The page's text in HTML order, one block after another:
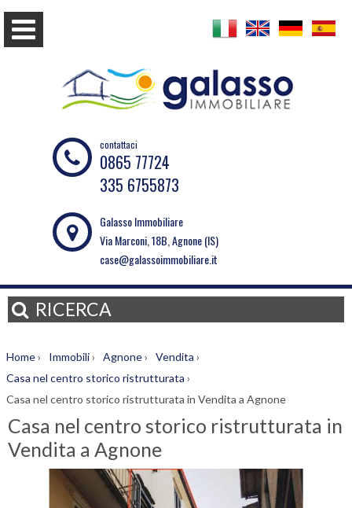
contattaci
0865 77724
335 6755873
Galasso Immobiliare
Via Marconi, 18B, Agnone (IS)
case@galassoimmobiliare.it
RICERCA
Home› Immobili› Agnone› Vendita ›
Casa nel centro storico ristrutturata ›
Casa nel centro storico ristrutturata in Vendita a Agnone
Casa nel centro storico ristrutturata in
Vendita a Agnone